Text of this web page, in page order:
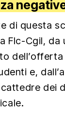
di questa
Flc-Cgil, da
e,
dei